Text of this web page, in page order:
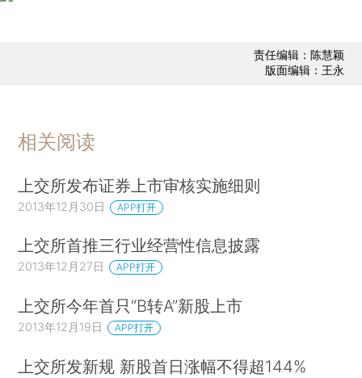
责任编辑：陈慧颖
版面编辑：王永
相关阅读
上交所发布证券上市审核实施细则
2013年12月30日 APP打开
上交所首推三行业经营性信息披露
2013年12月27日 APP打开
上交所今年首只“B转A”新股上市
2013年12月19日 APP打开
上交所发新规 新股首日涨幅不得超144%